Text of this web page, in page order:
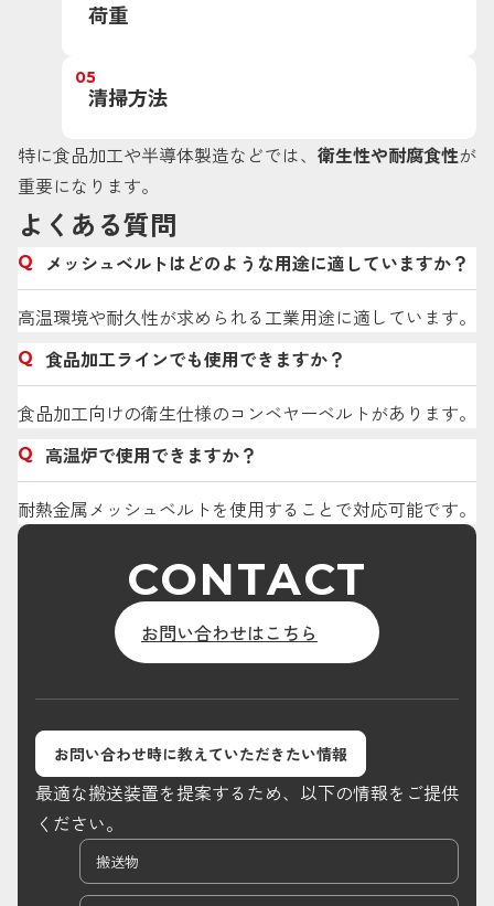
荷重
05
清掃方法
特に食品加工や半導体製造などでは、 衛生性や耐腐食性が
重要になります。
よくある質問
メッシュベルトはどのような用途に適していますか？
高温環境や耐久性が求められる工業用途に適しています。
食品加工ラインでも使用できますか？
食品加工向けの衛生仕様のコンベヤーベルトがあります。
高温炉で使用できますか？
耐熱金属メッシュベルトを使用することで対応可能です。
CONTACT
お問い合わせはこちら
お問い合わせ時に教えていただきたい情報
最適な搬送装置を提案するため、以下の情報をご提供
ください。
搬送物